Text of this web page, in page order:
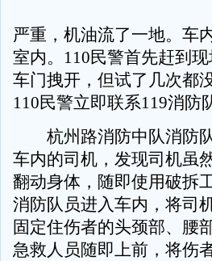
严重，机油流了一地。车
室内。110民警首先赶到
车门拽开，但试了几次都
110民警立即联系119消防
杭州路消防中队消防队
车内的司机，发现司机虽
翻动身体，随即使用破拆
消防队员进入车内，将司
固定住伤者的头颈部、腰
急救人员随即上前，将伤